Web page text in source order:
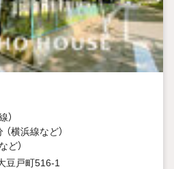
）
（横浜線など）
など）
豆戸町516-1